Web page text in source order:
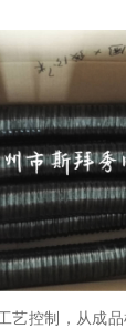
艺控制，从成